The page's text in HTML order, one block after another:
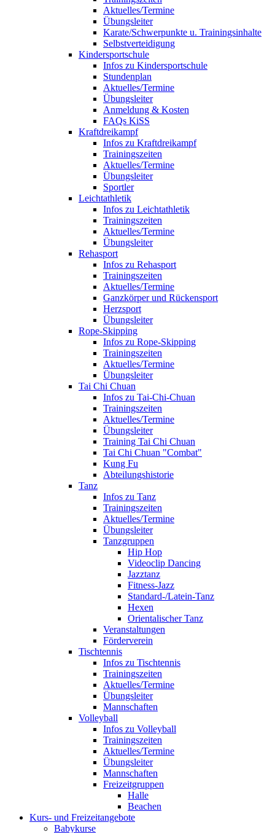
Aktuelles/Termine
Übungsleiter
Karate/Schwerpunkte u. Trainingsinhalte
Selbstverteidigung
Kindersportschule
Infos zu Kindersportschule
Stundenplan
Aktuelles/Termine
Übungsleiter
Anmeldung & Kosten
FAQs KiSS
Kraftdreikampf
Infos zu Kraftdreikampf
Trainingszeiten
Aktuelles/Termine
Übungsleiter
Sportler
Leichtathletik
Infos zu Leichtathletik
Trainingszeiten
Aktuelles/Termine
Übungsleiter
Rehasport
Infos zu Rehasport
Trainingszeiten
Aktuelles/Termine
Ganzkörper und Rückensport
Herzsport
Übungsleiter
Rope-Skipping
Infos zu Rope-Skipping
Trainingszeiten
Aktuelles/Termine
Übungsleiter
Tai Chi Chuan
Infos zu Tai-Chi-Chuan
Trainingszeiten
Aktuelles/Termine
Übungsleiter
Training Tai Chi Chuan
Tai Chi Chuan "Combat"
Kung Fu
Abteilungshistorie
Tanz
Infos zu Tanz
Trainingszeiten
Aktuelles/Termine
Übungsleiter
Tanzgruppen
Hip Hop
Videoclip Dancing
Jazztanz
Fitness-Jazz
Standard-/Latein-Tanz
Hexen
Orientalischer Tanz
Veranstaltungen
Förderverein
Tischtennis
Infos zu Tischtennis
Trainingszeiten
Aktuelles/Termine
Übungsleiter
Mannschaften
Volleyball
Infos zu Volleyball
Trainingszeiten
Aktuelles/Termine
Übungsleiter
Mannschaften
Freizeitgruppen
Halle
Beachen
Kurs- und Freizeitangebote
Babykurse